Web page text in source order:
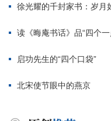
徐光耀的千封家书：岁月
读《晦庵书话》品“四个
启功先生的“四个口袋”
北宋使节眼中的燕京